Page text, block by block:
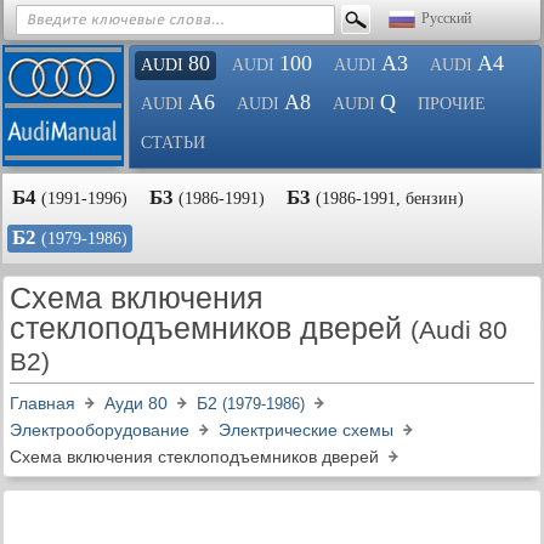
Русский
AUDI 80 AUDI 100 AUDI A3 AUDI A4
AUDI A6 AUDI A8 AUDI Q ПРОЧИЕ
СТАТЬИ
Б4 (1991-1996) Б3 (1986-1991) Б3 (1986-1991, бензин)
Б2 (1979-1986)
Схема включения
стеклоподъемников дверей (Audi 80
B2)
Главная Ауди 80 Б2 (1979-1986)
Электрооборудование
Электрические схемы
Схема включения стеклоподъемников дверей